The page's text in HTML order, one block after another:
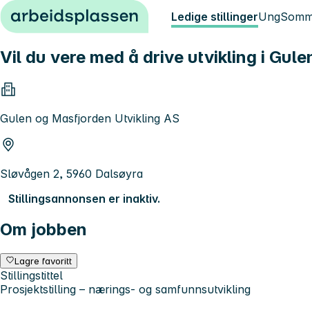
Hopp til innhold Ledige stillingerUng
Vil du vere med å drive utvikling i
Gulen og Masfjorden Utvikling AS
Sløvågen 2, 5960 Dalsøyra
Stillingsannonsen er inaktiv.
Om jobben
Lagre favoritt
Stillingstittel
Prosjektstilling – nærings- og samfunnsutvikling